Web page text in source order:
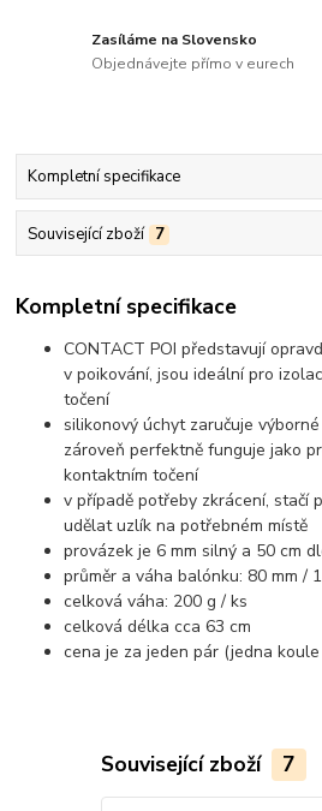
Zasíláme na Slovensko
Objednávejte přímo v eurech
Kompletní specifikace
Související zboží 7
Kompletní specifikace
CONTACT POI představují
v poikování, jsou ideální pro
točení
silikonový úchyt zaručuje
zároveň perfektně funguje jako
kontaktním točení
v případě potřeby zkrácení, stačí
udělat uzlík na potřebném místě
provázek je 6 mm silný a 50 cm
průměr a váha balónku: 80 mm /
celková váha: 200 g / ks
celková délka cca 63 cm
cena je za jeden pár (jedna
Související zboží 7